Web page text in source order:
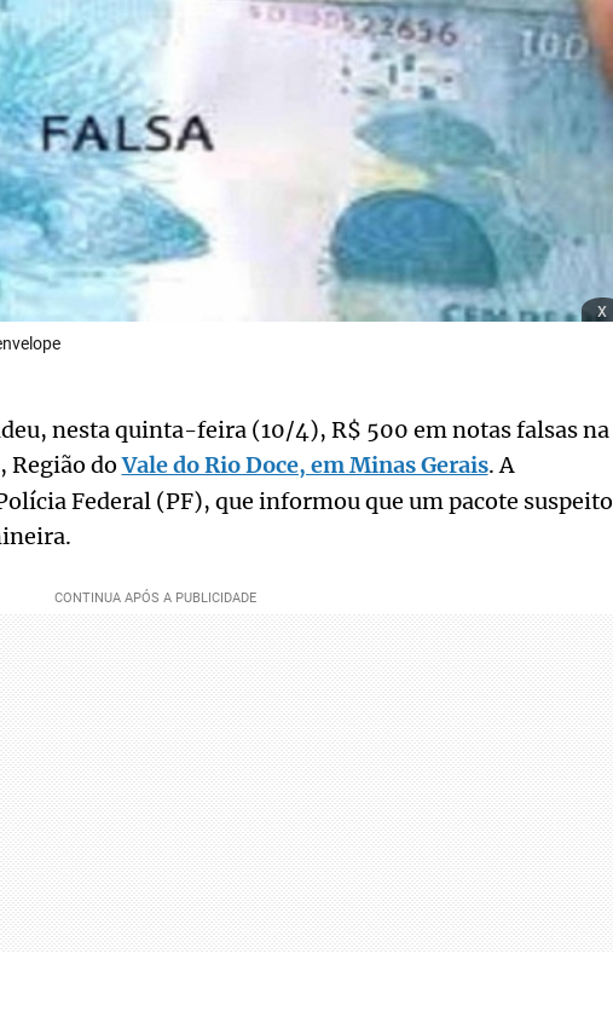
x
nesta quinta-feira (10/4), R$ 500 em notas falsas na
Região doVale do Rio Doce, em Minas Gerais. A
Federal (PF), que informou que um pacote suspeito